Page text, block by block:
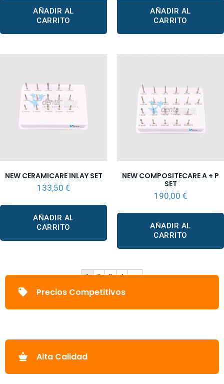
AÑADIR AL
CARRITO
AÑADIR AL
CARRITO
NEW CERAMICARE INLAY SET
133,50 €
AÑADIR AL
CARRITO
NEW COMPOSITECARE A + P
SET
190,00 €
AÑADIR AL
CARRITO
1 2 3 4 →
Precios Competitivos
Alta Calidad